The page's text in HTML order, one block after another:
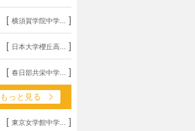
[ 横須賀学院中学... ]
[ 日本大学櫻丘高... ]
[ 春日部共栄中学... ]
もっと見る
[ 東京女学館中学... ]